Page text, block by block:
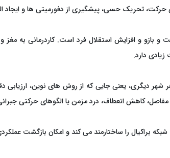
حرکت، تحریک حسی، پیشگیری از دفورمیتی ‌ها و
و افزایش استقلال فرد است. کاردرمانی به مغز و
دارد.
هر شهر دیگری، یعنی جایی که از روش ‌های نوین،
کاهش انعطاف، درد مزمن یا الگوهای حرکتی
براکیال را ساختارمند می ‌کند و امکان بازگشت